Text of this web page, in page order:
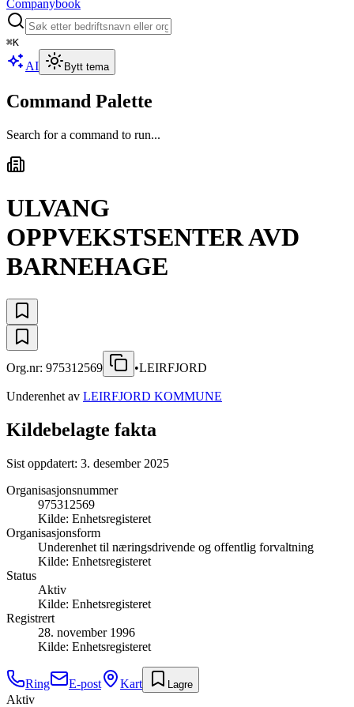
Companybook
⌘K
AI Bytt tema
Command Palette
Search for a command to run...
ULVANG
OPPVEKSTSENTER AVD
BARNEHAGE
Org.nr: 975312569 •LEIRFJORD
Underenhet av LEIRFJORD KOMMUNE
Kildebelagte fakta
Sist oppdatert: 3. desember 2025
Organisasjonsnummer
975312569
Kilde: Enhetsregisteret
Organisasjonsform
Underenhet til næringsdrivende og offentlig forvaltning
Kilde: Enhetsregisteret
Status
Aktiv
Kilde: Enhetsregisteret
Registrert
28. november 1996
Kilde: Enhetsregisteret
Ring E-post Kart Lagre
Aktiv